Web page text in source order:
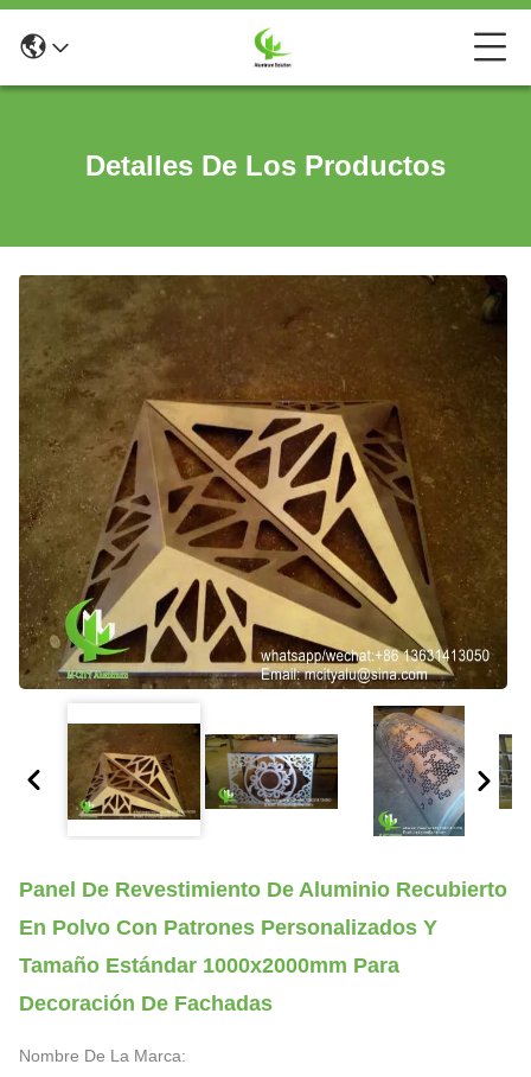
Detalles De Los Productos
Panel De Revestimiento De Aluminio Recubierto
En Polvo Con Patrones Personalizados Y
Tamaño Estándar 1000x2000mm Para
Decoración De Fachadas
Nombre De La Marca: